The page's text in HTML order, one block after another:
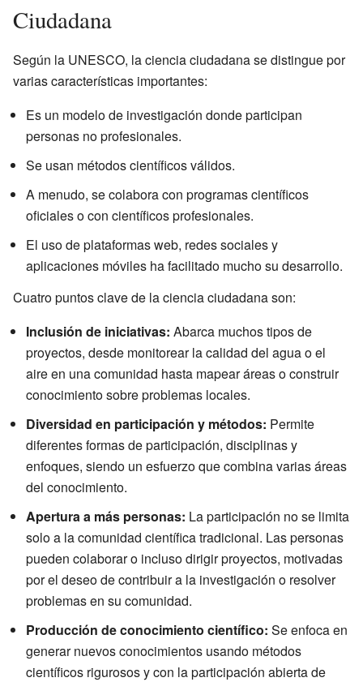
Ciudadana
Según la UNESCO, la ciencia ciudadana se distingue por
varias características importantes:
Es un modelo de investigación donde participan
personas no profesionales.
Se usan métodos científicos válidos.
A menudo, se colabora con programas científicos
oficiales o con científicos profesionales.
El uso de plataformas web, redes sociales y
aplicaciones móviles ha facilitado mucho su desarrollo.
Cuatro puntos clave de la ciencia ciudadana son:
Inclusión de iniciativas: Abarca muchos tipos de
proyectos, desde monitorear la calidad del agua o el
aire en una comunidad hasta mapear áreas o construir
conocimiento sobre problemas locales.
Diversidad en participación y métodos: Permite
diferentes formas de participación, disciplinas y
enfoques, siendo un esfuerzo que combina varias áreas
del conocimiento.
Apertura a más personas: La participación no se limita
solo a la comunidad científica tradicional. Las personas
pueden colaborar o incluso dirigir proyectos, motivadas
por el deseo de contribuir a la investigación o resolver
problemas en su comunidad.
Producción de conocimiento científico: Se enfoca en
generar nuevos conocimientos usando métodos
científicos rigurosos y con la participación abierta de